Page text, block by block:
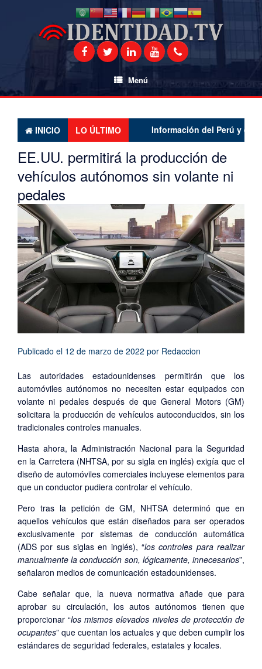
Menú
INICIO LO ÚLTIMO Información del Perú y el
EE.UU. permitirá la producción de
vehículos autónomos sin volante ni
pedales
Publicado el 12 de marzo de 2022 por Redaccion
Las autoridades estadounidenses permitirán que los
automóviles autónomos no necesiten estar equipados con
volante ni pedales después de que General Motors (GM)
solicitara la producción de vehículos autoconducidos, sin los
tradicionales controles manuales.
Hasta ahora, la Administración Nacional para la Seguridad
en la Carretera (NHTSA, por su sigla en inglés) exigía que el
diseño de automóviles comerciales incluyese elementos para
que un conductor pudiera controlar el vehículo.
Pero tras la petición de GM, NHTSA determinó que en
aquellos vehículos que están diseñados para ser operados
exclusivamente por sistemas de conducción automática
(ADS por sus siglas en inglés), “los controles para realizar
manualmente la conducción son, lógicamente, innecesarios”,
señalaron medios de comunicación estadounidenses.
Cabe señalar que, la nueva normativa añade que para
aprobar su circulación, los autos autónomos tienen que
proporcionar “los mismos elevados niveles de protección de
ocupantes” que cuentan los actuales y que deben cumplir los
estándares de seguridad federales, estatales y locales.